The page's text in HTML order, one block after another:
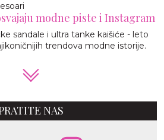
modne piste i Instagram
sandale i ultra tanke kaišiće - leto
trendova modne istorije.
NAS